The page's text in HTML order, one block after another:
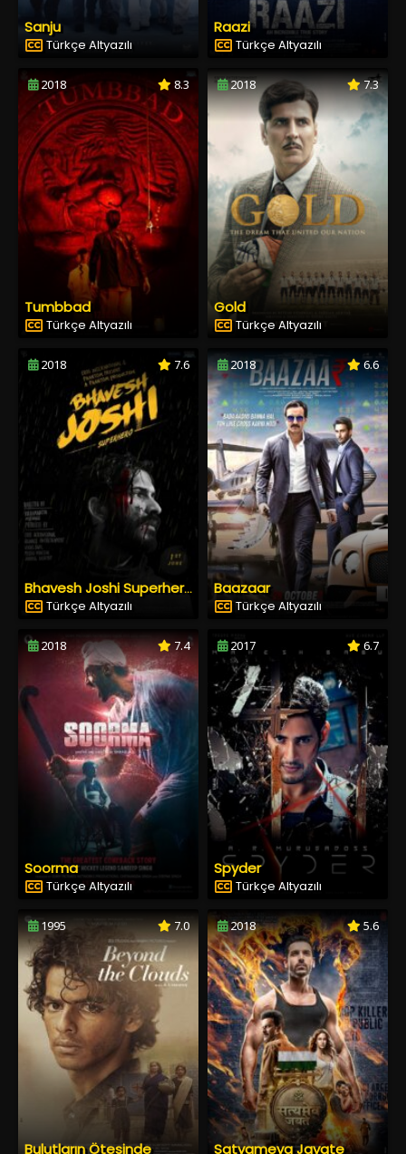
Sanju
Türkçe Altyazılı
Raazi
Türkçe Altyazılı
2018 8.3
Tumbbad
Türkçe Altyazılı
2018 7.3
Gold
Türkçe Altyazılı
2018 7.6
Bhavesh Joshi Superhero
Türkçe Altyazılı
2018 6.6
Baazaar
Türkçe Altyazılı
2018 7.4
Soorma
Türkçe Altyazılı
2017 6.7
Spyder
Türkçe Altyazılı
1995 7.0
Bulutların Ötesinde
2018 5.6
Satyameva Jayate